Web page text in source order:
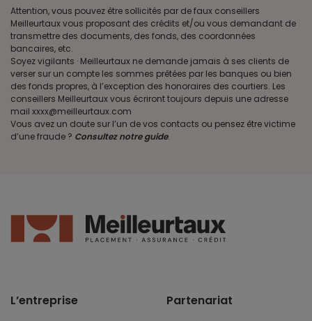
Attention, vous pouvez être sollicités par de faux conseillers
Meilleurtaux vous proposant des crédits et/ou vous demandant de
transmettre des documents, des fonds, des coordonnées
bancaires, etc.
Soyez vigilants · Meilleurtaux ne demande jamais à ses clients de
verser sur un compte les sommes prêtées par les banques ou bien
des fonds propres, à l’exception des honoraires des courtiers. Les
conseillers Meilleurtaux vous écriront toujours depuis une adresse
mail xxxx@meilleurtaux.com
Vous avez un doute sur l’un de vos contacts ou pensez être victime
d’une fraude ? Consultez notre guide.
L’entreprise Partenariat